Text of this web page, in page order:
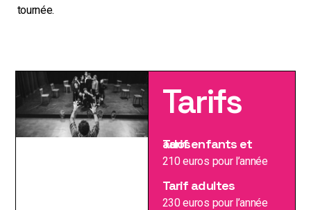
tournée.
Tarifs
Tarif enfants et ados
210 euros pour l’année
Tarif adultes
230 euros pour l’année